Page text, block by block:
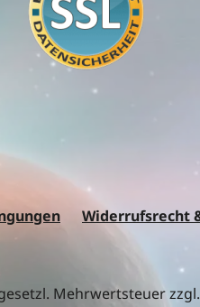
Widerrufsrecht
Mehrwertsteuer zzgl.